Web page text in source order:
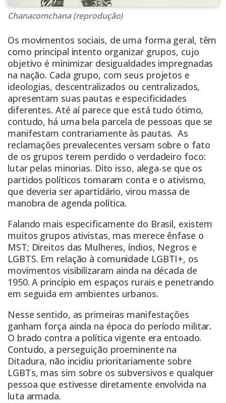
Chanacomchana (reprodução)
Os movimentos sociais, de uma forma geral, têm
como principal intento organizar grupos, cujo
objetivo é minimizar desigualdades impregnadas
na nação. Cada grupo, com seus projetos e
ideologias, descentralizados ou centralizados,
apresentam suas pautas e especificidades
diferentes. Até aí parece que está tudo ótimo,
contudo, há uma bela parcela de pessoas que se
manifestam contrariamente às pautas. As
reclamações prevalecentes versam sobre o fato
de os grupos terem perdido o verdadeiro foco:
lutar pelas minorias. Dito isso, alega-se que os
partidos políticos tomaram conta e o ativismo,
que deveria ser apartidário, virou massa de
manobra de agenda política.
Falando mais especificamente do Brasil, existem
muitos grupos ativistas, mas merece ênfase o
MST; Direitos das Mulheres, índios, Negros e
LGBTS. Em relação à comunidade LGBTI+, os
movimentos visibilizaram ainda na década de
1950. A princípio em espaços rurais e penetrando
em seguida em ambientes urbanos.
Nesse sentido, as primeiras manifestações
ganham força ainda na época do período militar.
O brado contra a política vigente era entoado.
Contudo, a perseguição proeminente na
Ditadura, não incidiu prioritariamente sobre
LGBTs, mas sim sobre os subversivos e qualquer
pessoa que estivesse diretamente envolvida na
luta armada.